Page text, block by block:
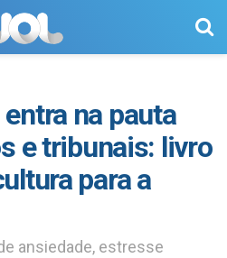
na pauta
e tribunais: livro
para a
ansiedade, estresse